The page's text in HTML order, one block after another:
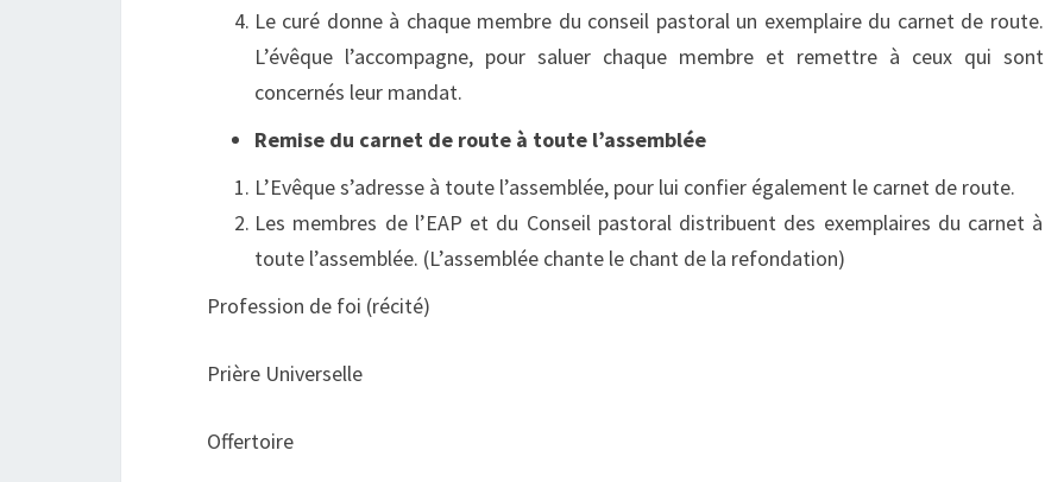
Le curé donne à chaque membre du conseil pastoral un exemplaire du carnet de route.
L’évêque l’accompagne, pour saluer chaque membre et remettre à ceux qui sont
concernés leur mandat.
Remise du carnet de route à toute l’assemblée
L’Evêque s’adresse à toute l’assemblée, pour lui confier également le carnet de route.
Les membres de l’EAP et du Conseil pastoral distribuent des exemplaires du carnet à
toute l’assemblée. (L’assemblée chante le chant de la refondation)
Profession de foi (récité)
Prière Universelle
Offertoire